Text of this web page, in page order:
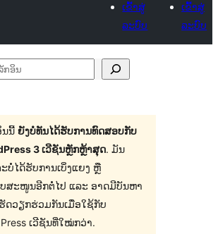
ເຂົ້າສູ່
ລະບົບ
ເຂົ້າສູ່
ລະບົບ
ນນີ້ ຍັງບໍ່ທັນໄດ້ຮັບການທົດສອບກັບ
3 ເວີຊັນຫຼັກຫຼ້າສຸດ. ມັນ
ບໍ່ໄດ້ຮັບການເບິ່ງແຍງ ຫຼື
ສະໜູນອີກຕໍ່ໄປ ແລະ ອາດມີບັນຫາ
ດວຽກຮ່ວມກັນເມື່ອໃຊ້ກັບ
ເວີຊັນທີ່ໃໝ່ກວ່າ.